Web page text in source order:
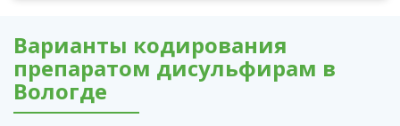
Варианты кодирования
препаратом дисульфирам в
Вологде